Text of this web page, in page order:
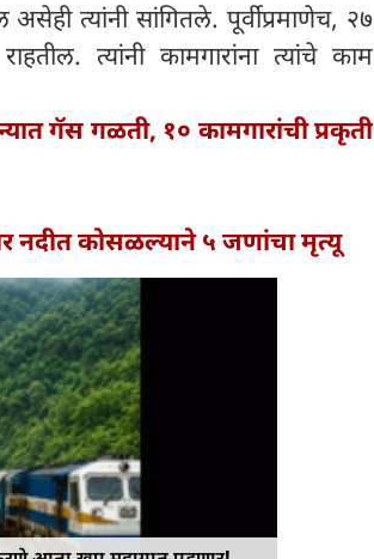
असेही त्यांनी सांगितले. पूर्वीप्रमाणेच, २७
त्यांनी कामगारांना त्यांचे काम
गॅस गळती, १० कामगारांची प्रकृती
नदीत कोसळल्याने ५ जणांचा मृत्यू